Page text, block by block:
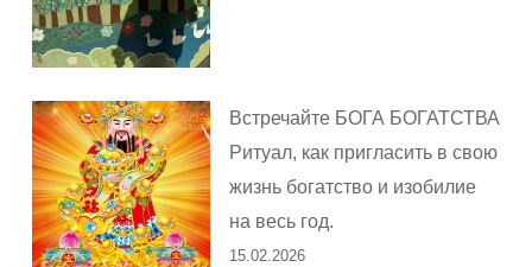
Встречайте БОГА БОГАТСТВА
Ритуал, как пригласить в свою
жизнь богатство и изобилие
на весь год.
15.02.2026